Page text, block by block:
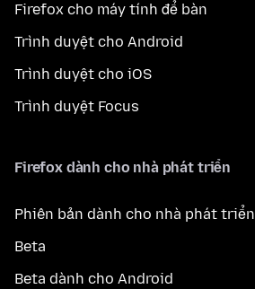
Firefox cho máy tính để bàn
Trình duyệt cho Android
Trình duyệt cho iOS
Trình duyệt Focus
Firefox dành cho nhà phát triển
Phiên bản dành cho nhà phát triển
Beta
Beta dành cho Android